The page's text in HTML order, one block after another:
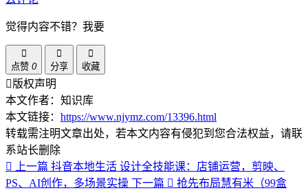
觉得内容不错？我要
点赞 0 分享 收藏
版权声明
本文作者：知识库
本文链接： https://www.njymz.com/13396.html
转载需注明文章出处，若本文内容有侵犯到您合法权益，请联
系站长删除
上一篇 抖音本地生活 设计全技能课：店铺运营，剪映、
PS、AI创作，多场景实操 下一篇
抢先布局慧有米（99盒